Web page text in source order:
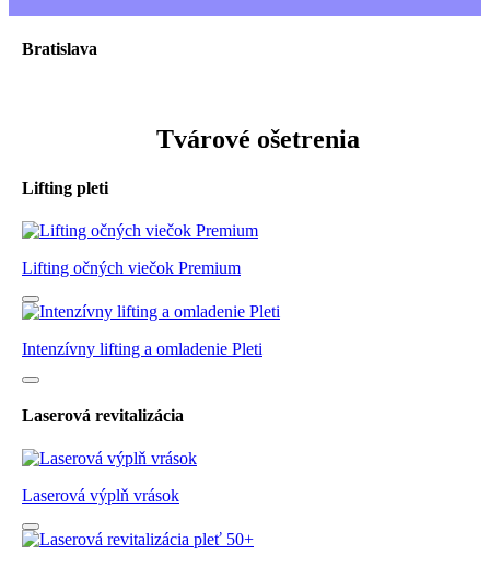
Bratislava
Tvárové ošetrenia
Lifting pleti
Lifting očných viečok Premium
Intenzívny lifting a omladenie Pleti
Laserová revitalizácia
Laserová výplň vrások